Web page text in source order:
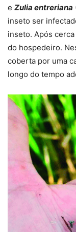
e Zulia entreriana
inseto ser
inseto. Após
do hospedeiro.
coberta por uma
longo do tempo